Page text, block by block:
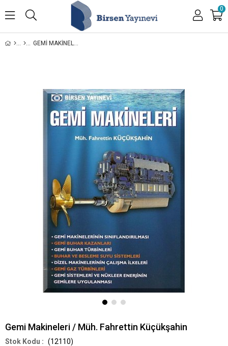
0
GEMI MAKINELERI / MÜH. FAHRETTIN KÜÇÜKŞAHIN
Gemi Makineleri / Müh. Fahrettin Küçükşahin
(12110)